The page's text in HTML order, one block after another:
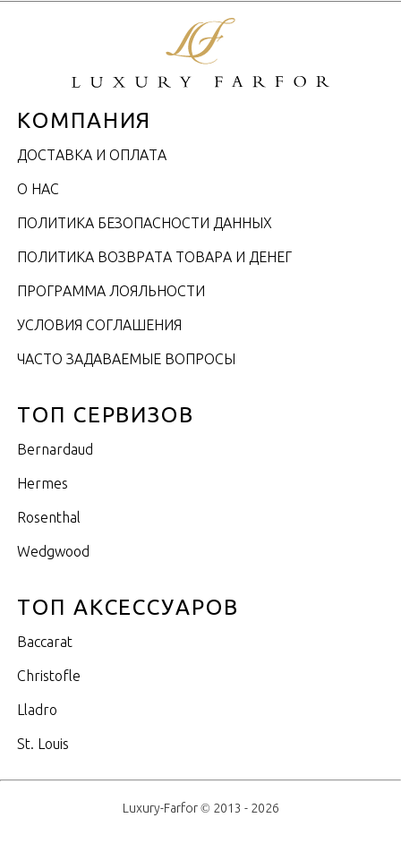
КОМПАНИЯ
ДОСТАВКА И ОПЛАТА
О НАС
ПОЛИТИКА БЕЗОПАСНОСТИ ДАННЫХ
ПОЛИТИКА ВОЗВРАТА ТОВАРА И ДЕНЕГ
ПРОГРАММА ЛОЯЛЬНОСТИ
УСЛОВИЯ СОГЛАШЕНИЯ
ЧАСТО ЗАДАВАЕМЫЕ ВОПРОСЫ
ТОП СЕРВИЗОВ
Bernardaud
Hermes
Rosenthal
Wedgwood
ТОП АКСЕССУАРОВ
Baccarat
Christofle
Lladro
St. Louis
Luxury-Farfor © 2013 - 2026